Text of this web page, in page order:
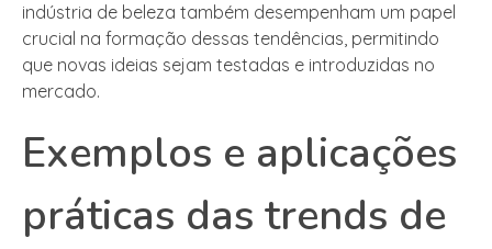
indústria de beleza também desempenham um papel
crucial na formação dessas tendências, permitindo
que novas ideias sejam testadas e introduzidas no
mercado.
Exemplos e aplicações
práticas das trends de